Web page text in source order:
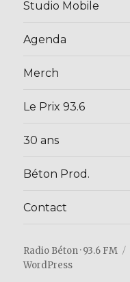
Studio Mobile
Agenda
Merch
Le Prix 93.6
30 ans
Béton Prod.
Contact
Radio Béton · 93.6 FM
WordPress